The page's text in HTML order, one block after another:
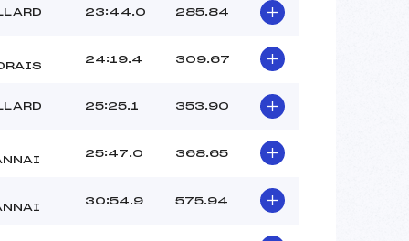
23:44.0 285.84
24:19.4 309.67
25:25.1 353.90
25:47.0 368.65
30:54.9 575.94